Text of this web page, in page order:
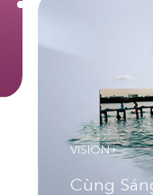
VISION+
Cùng